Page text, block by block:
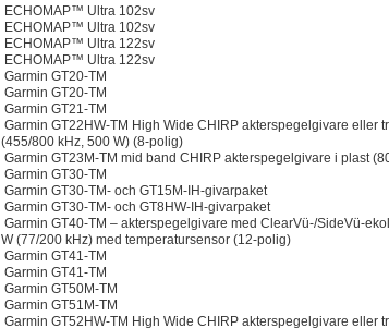
ECHOMAP™ Ultra 102sv
ECHOMAP™ Ultra 102sv
ECHOMAP™ Ultra 122sv
ECHOMAP™ Ultra 122sv
Garmin GT20-TM
Garmin GT20-TM
Garmin GT21-TM
Garmin GT22HW-TM High Wide CHIRP akterspegelgivare
(455/800 kHz, 500 W) (8-polig)
Garmin GT23M-TM mid band CHIRP akterspegelgivare i plast
Garmin GT30-TM
Garmin GT30-TM- och GT15M-IH-givarpaket
Garmin GT30-TM- och GT8HW-IH-givarpaket
Garmin GT40-TM – akterspegelgivare med ClearVü-/SideVü-
W (77/200 kHz) med temperatursensor (12-polig)
Garmin GT41-TM
Garmin GT41-TM
Garmin GT50M-TM
Garmin GT51M-TM
Garmin GT52HW-TM High Wide CHIRP akterspegelgivare